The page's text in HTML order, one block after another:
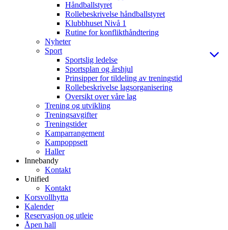
Håndballstyret
Rollebeskrivelse håndballstyret
Klubbhuset Nivå 1
Rutine for konflikthåndtering
Nyheter
Sport
Sportslig ledelse
Sportsplan og årshjul
Prinsipper for tildeling av treningstid
Rollebeskrivelse lagsorganisering
Oversikt over våre lag
Trening og utvikling
Treningsavgifter
Treningstider
Kamparrangement
Kampoppsett
Haller
Innebandy
Kontakt
Unified
Kontakt
Korsvollhytta
Kalender
Reservasjon og utleie
Åpen hall